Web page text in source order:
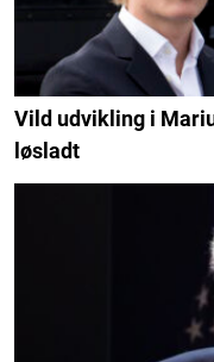
Vild udvikling i
løsladt